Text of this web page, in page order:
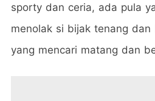
sporty dan ceria, ada pula
menolak si bijak tenang
yang mencari matang dan